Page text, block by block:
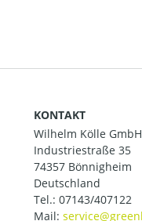
KONTAKT
Wilhelm Kölle GmbH
Industriestraße 35
74357 Bönnigheim
Deutschland
Tel.: 07143/407122
Mail: